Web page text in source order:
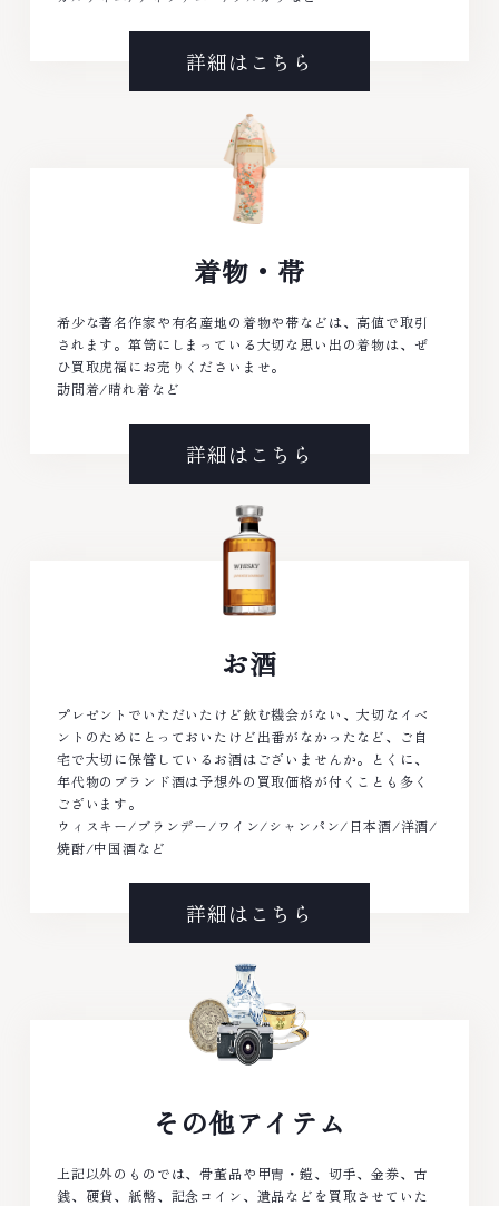
詳細はこちら
着物・帯
希少な著名作家や有名産地の着物や帯などは、高値で取引
されます。箪笥にしまっている大切な思い出の着物は、ぜ
ひ買取虎福にお売りくださいませ。
訪問着/晴れ着など
詳細はこちら
お酒
プレゼントでいただいたけど飲む機会がない、大切なイベ
ントのためにとっておいたけど出番がなかったなど、ご自
宅で大切に保管しているお酒はございませんか。とくに、
年代物のブランド酒は予想外の買取価格が付くことも多く
ございます。
ウィスキー/ブランデー/ワイン/シャンパン/日本酒/洋酒/
焼酎/中国酒など
詳細はこちら
その他アイテム
上記以外のものでは、骨董品や甲冑・鎧、切手、金券、古
銭、硬貨、紙幣、記念コイン、遺品などを買取させていた